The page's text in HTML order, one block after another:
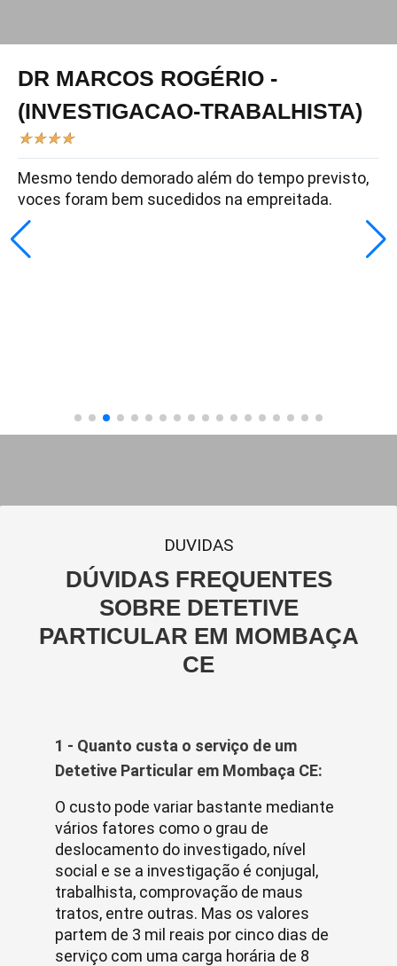
DR MARCOS ROGÉRIO -
(INVESTIGACAO-TRABALHISTA)
★★★★
Mesmo tendo demorado além do tempo previsto,
voces foram bem sucedidos na empreitada.
DUVIDAS
DÚVIDAS FREQUENTES
SOBRE DETETIVE
PARTICULAR EM MOMBAÇA
CE
1 - Quanto custa o serviço de um
Detetive Particular em Mombaça CE:
O custo pode variar bastante mediante
vários fatores como o grau de
deslocamento do investigado, nível
social e se a investigação é conjugal,
trabalhista, comprovação de maus
tratos, entre outras. Mas os valores
partem de 3 mil reais por cinco dias de
serviço com uma carga horária de 8